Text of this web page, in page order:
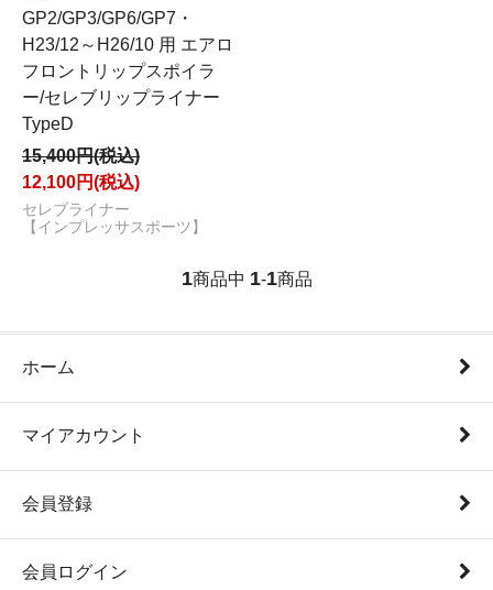
GP2/GP3/GP6/GP7・
H23/12～H26/10 用 エアロ
フロントリップスポイラ
ー/セレブリップライナー
TypeD
15,400円(税込)
12,100円(税込)
セレブライナー
【インプレッサスポーツ】
1商品中 1-1商品
ホーム
マイアカウント
会員登録
会員ログイン